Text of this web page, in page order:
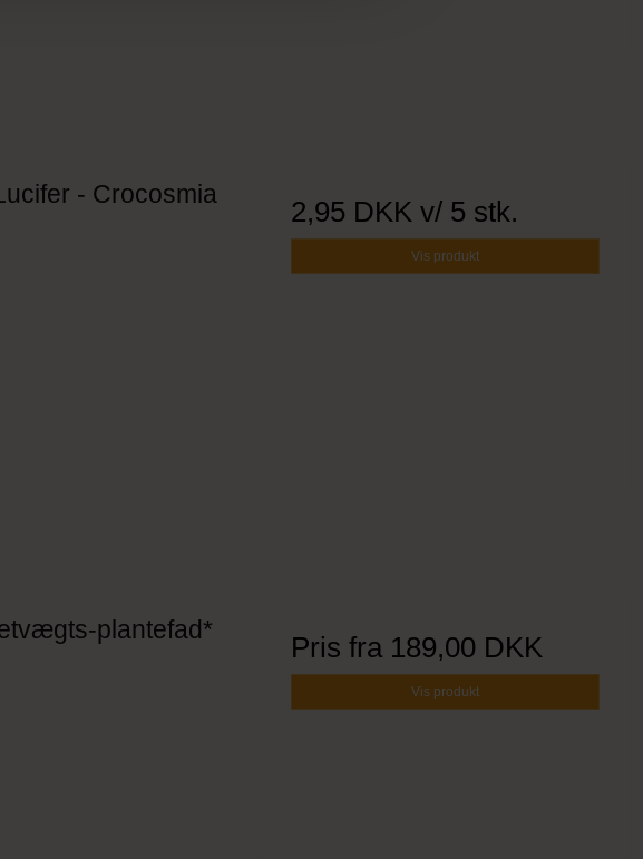
- Crocosmia
2,95 DKK v/ 5 stk.
Vis produkt
plantefad*
Pris fra 189,00 DKK
Vis produkt